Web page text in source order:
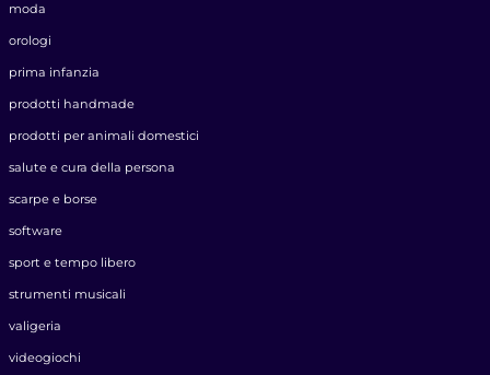
moda
orologi
prima infanzia
prodotti handmade
prodotti per animali domestici
salute e cura della persona
scarpe e borse
software
sport e tempo libero
strumenti musicali
valigeria
videogiochi